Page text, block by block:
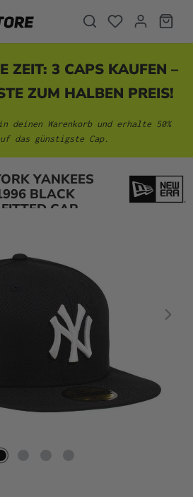
ZEIT: 3 CAPS KAUFEN –
ZUM HALBEN PREIS!
deinen Warenkorb und erhalte 50%
das günstigste Cap.
YANKEES
BLACK
CAP